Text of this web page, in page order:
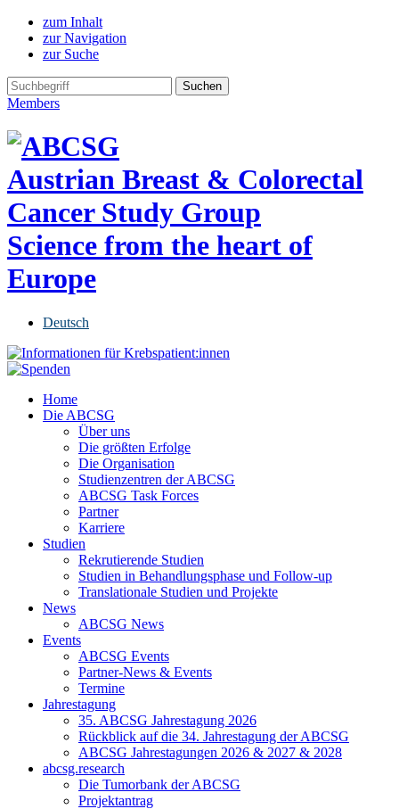
zum Inhalt
zur Navigation
zur Suche
Members
Austrian Breast & Colorectal
Cancer Study Group
Science from the heart of
Europe
Deutsch
Home
Die ABCSG
Über uns
Die größten Erfolge
Die Organisation
Studienzentren der ABCSG
ABCSG Task Forces
Partner
Karriere
Studien
Rekrutierende Studien
Studien in Behandlungsphase und Follow-up
Translationale Studien und Projekte
News
ABCSG News
Events
ABCSG Events
Partner-News & Events
Termine
Jahrestagung
35. ABCSG Jahrestagung 2026
Rückblick auf die 34. Jahrestagung der ABCSG
ABCSG Jahrestagungen 2026 & 2027 & 2028
abcsg.research
Die Tumorbank der ABCSG
Projektantrag